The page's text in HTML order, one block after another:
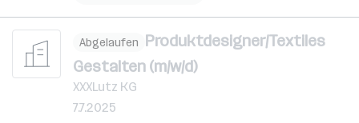
Abgelaufen Produktdesigner/Textiles
Gestalten (m/w/d)
XXXLutz KG
7.7.2025